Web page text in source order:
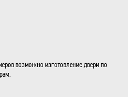
возможно изготовление двери по